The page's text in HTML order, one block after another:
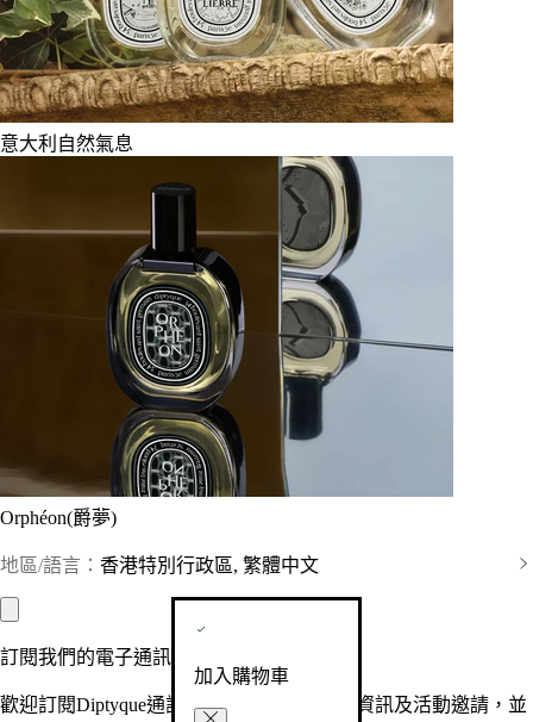
意大利自然氣息
Orphéon(爵夢)
地區/語言： 香港特別行政區, 繁體中文
加入購物車
訂閱我們的電子通訊
歡迎訂閱Diptyque通訊，接收品牌最新產品資訊及活動邀請，並